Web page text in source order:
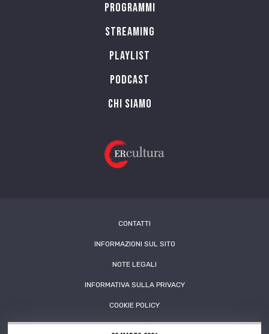
Programmi
Streaming
Playlist
PODCAST
Chi siamo
CONTATTI
INFORMAZIONI SUL SITO
NOTE LEGALI
INFORMATIVA SULLA PRIVACY
COOKIE POLICY